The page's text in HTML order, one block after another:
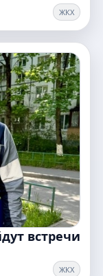
ЖКХ
встречи
ЖКХ